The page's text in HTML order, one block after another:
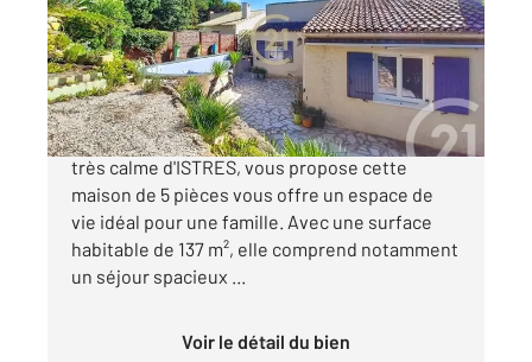
Maison à vendre
349 000 €
Century21 Cabinet Corvaja, dans un quartier
très calme d'ISTRES, vous propose cette
maison de 5 pièces vous offre un espace de
vie idéal pour une famille. Avec une surface
habitable de 137 m², elle comprend notamment
un séjour spacieux ...
Voir le détail du bien